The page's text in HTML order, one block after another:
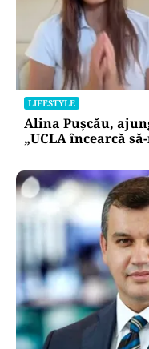
LIFESTYLE
Alina Pușcău,
„UCLA încearcă